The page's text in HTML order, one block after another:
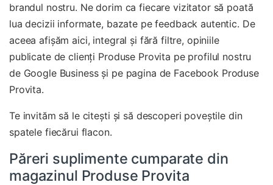
brandul nostru. Ne dorim ca fiecare vizitator să poată
lua decizii informate, bazate pe feedback autentic. De
aceea afișăm aici, integral și fără filtre, opiniile
publicate de clienți Produse Provita pe profilul nostru
de Google Business și pe pagina de Facebook Produse
Provita.
Te invităm să le citești și să descoperi poveștile din
spatele fiecărui flacon.
Păreri suplimente cumparate din
magazinul Produse Provita